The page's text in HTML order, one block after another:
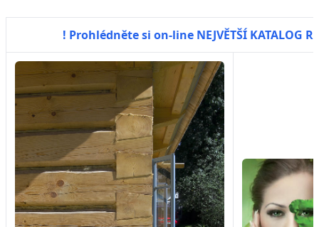
! Prohlédněte si on-line NEJVĚTŠÍ KATALOG